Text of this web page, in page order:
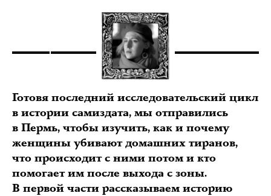
Готовя последний исследовательский цикл
в истории самиздата, мы отправились
в Пермь, чтобы изучить, как и почему
женщины убивают домашних тиранов,
что происходит с ними потом и кто
помогает им после выхода с зоны.
В первой части рассказываем историю